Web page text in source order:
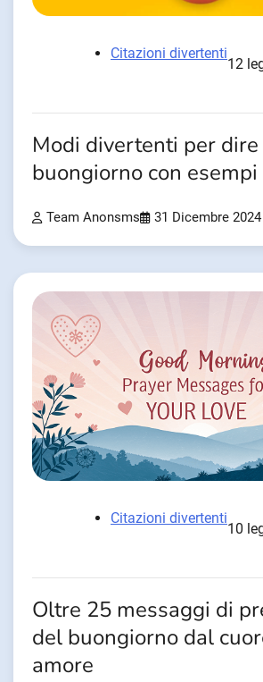
Citazioni divertenti
12
Modi divertenti per dire
buongiorno con
Team Anonsms 31 Dicembre 2024
Citazioni divertenti
10
Oltre 25 messaggi di
del buongiorno dal
amore